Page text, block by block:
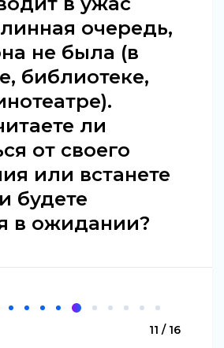
очередь,
не была (в
библиотеке,
ли
от своего
или встанете
будете
в ожидании?
11 / 16